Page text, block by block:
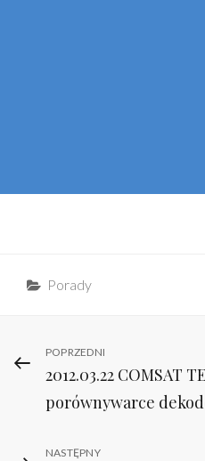
Categories
Porady
Nawigacja
wpisu
Previous
Post
POPRZEDNI
2012.03.22 COMSAT
porównywarce
Next
NASTĘPNY